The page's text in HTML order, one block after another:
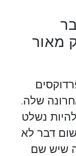
מאור
שלה.
נשלט
דבר לא
שיש שם